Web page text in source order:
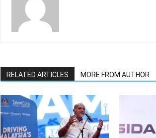
RELATED ARTICLES MORE FROM AUTHOR